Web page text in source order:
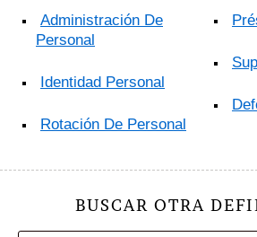
Administración De
Personal
Identidad Personal
Rotación De Personal
BUSCAR OTRA